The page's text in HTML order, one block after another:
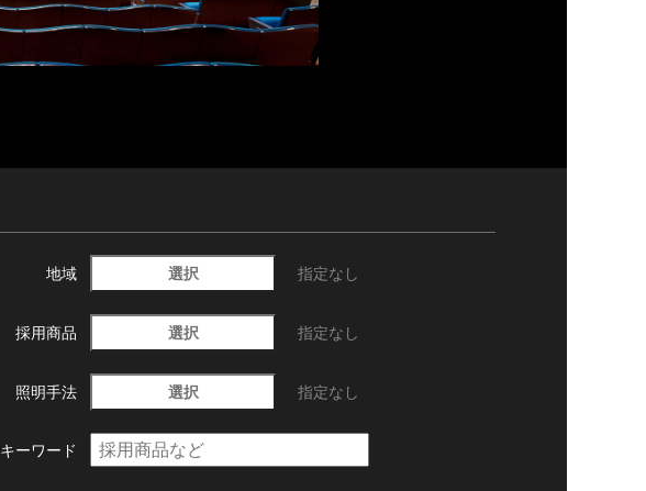
地域 選択 指定なし
採用商品 選択 指定なし
照明手法 選択 指定なし
キーワード